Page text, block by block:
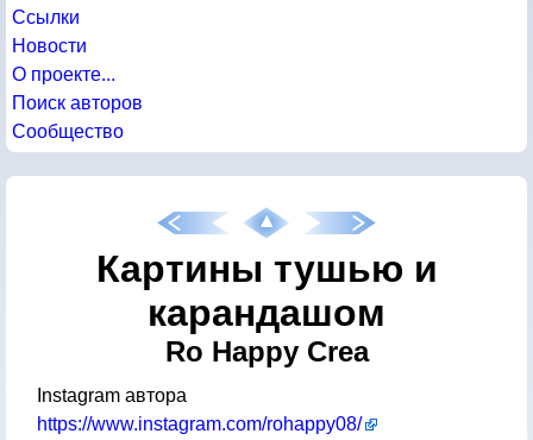
Ссылки
Новости
О проекте...
Поиск авторов
Сообщество
Картины тушью и
карандашом
Ro Happy Crea
Instagram автора
https://www.instagram.com/rohappy08/